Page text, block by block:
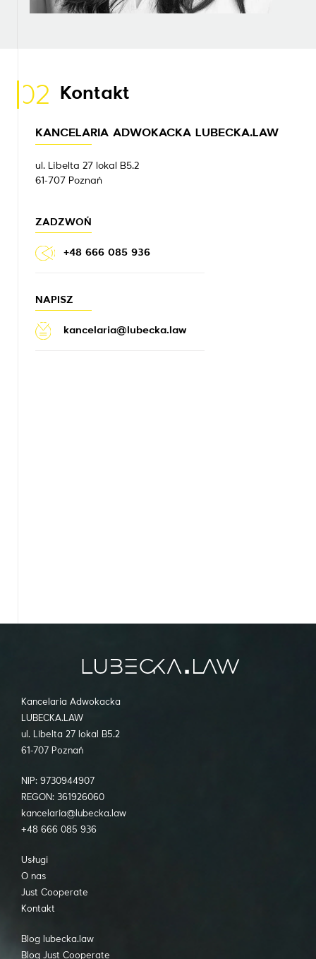
02 Kontakt
KANCELARIA ADWOKACKA LUBECKA.LAW
ul. Libelta 27 lokal B5.2
61-707 Poznań
ZADZWOŃ
+48 666 085 936
NAPISZ
kancelaria@lubecka.law
Kancelaria Adwokacka
LUBECKA.LAW
ul. Libelta 27 lokal B5.2
61-707 Poznań
NIP: 9730944907
REGON: 361926060
kancelaria@lubecka.law
+48 666 085 936
Usługi
O nas
Just Cooperate
Kontakt
Blog lubecka.law
Blog Just Cooperate